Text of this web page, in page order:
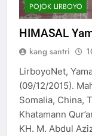
POJOK LIRBOYO
HIMASAL
kang santri
LirboyoNet,
(09/12/2015).
Somalia, China,
Khatamann
KH. M. Abdul